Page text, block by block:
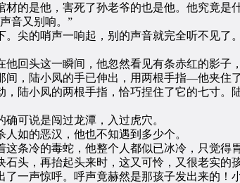
是他，害死了孙老爷的也是他。他究竟是
音又别响。”
的哨声一响起，别的声音就完全听不见了
头这一瞬间，他忽然看见有条赤红的影子
，陆小凤的手已伸出，用两根手指—他夹住
陆小凤的两根手指，恰巧捏住了它的七寸
可说是闯过龙潭，入过虎穴。
如的恶汉，他也不知遇到多少个。
冷的毒蛇，他整个人都似已冰冷，只觉得
，再抬起头来时，这又可怜，又很老实的
一声惊呼。呼声竟赫然是那孩子发出来的